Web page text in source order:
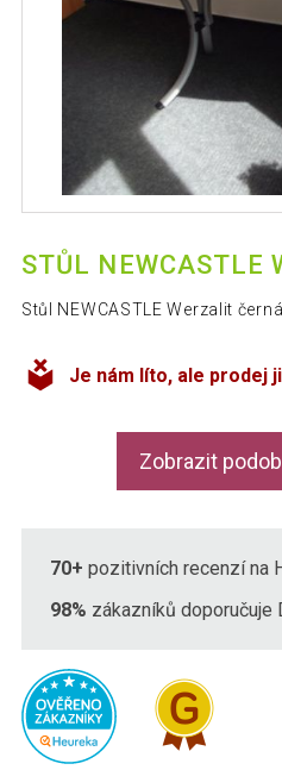
STŮL NEWCASTLE
Stůl NEWCASTLE Werzalit
Je nám líto, ale prodej
Zobrazit
70+ pozitivních recenzí na
98% zákazníků doporučuje